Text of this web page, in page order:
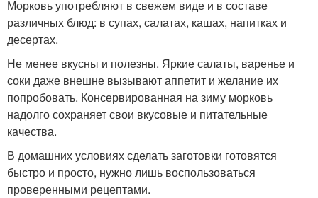
Морковь употребляют в свежем виде и в составе
различных блюд: в супах, салатах, кашах, напитках и
десертах.
Не менее вкусны и полезны. Яркие салаты, варенье и
соки даже внешне вызывают аппетит и желание их
попробовать. Консервированная на зиму морковь
надолго сохраняет свои вкусовые и питательные
качества.
В домашних условиях сделать заготовки готовятся
быстро и просто, нужно лишь воспользоваться
проверенными рецептами.